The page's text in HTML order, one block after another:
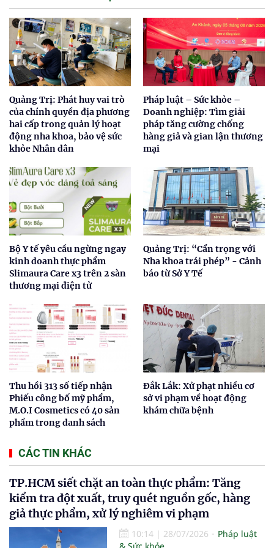
Quảng Trị: Phát huy vai trò
của chính quyền địa phương
hai cấp trong quản lý hoạt
động nha khoa, bảo vệ sức
khỏe Nhân dân
Pháp luật – Sức khỏe –
Doanh nghiệp: Tìm giải
pháp tăng cường chống
hàng giả và gian lận thương
mại
Bộ Y tế yêu cầu ngừng ngay
kinh doanh thực phẩm
Slimaura Care x3 trên 2 sàn
thương mại điện tử
Quảng Trị: “Cẩn trọng với
Nha khoa trái phép” - Cảnh
báo từ Sở Y Tế
Thu hồi 313 số tiếp nhận
Phiếu công bố mỹ phẩm,
M.O.I Cosmetics có 40 sản
phẩm trong danh sách
Đắk Lắk: Xử phạt nhiều cơ
sở vi phạm về hoạt động
khám chữa bệnh
CÁC TIN KHÁC
TP.HCM siết chặt an toàn thực phẩm: Tăng
kiểm tra đột xuất, truy quét nguồn gốc, hàng
giả thực phẩm, xử lý nghiêm vi phạm
10:14 | 28/07/2026
Pháp luật